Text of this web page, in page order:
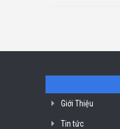
Giới Thiệu
Tin tức